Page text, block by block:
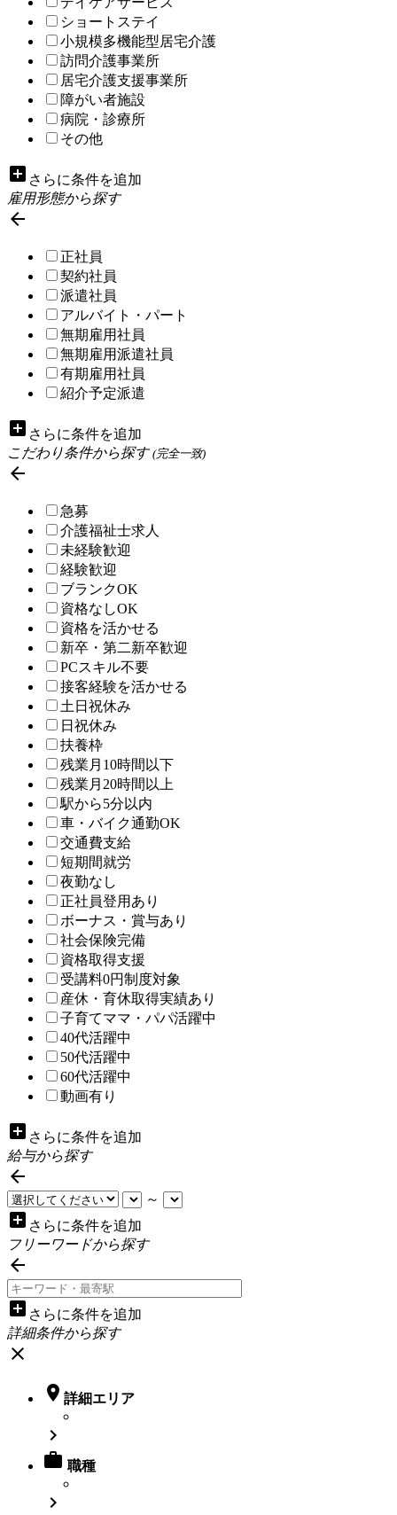
ショートステイ
小規模多機能型居宅介護
訪問介護事業所
居宅介護支援事業所
障がい者施設
病院・診療所
その他
add_box さらに条件を追加
雇用形態から探す

正社員
契約社員
派遣社員
アルバイト・パート
無期雇用社員
無期雇用派遣社員
有期雇用社員
紹介予定派遣
add_box さらに条件を追加
こだわり条件から探す(完全一致)

急募
介護福祉士求人
未経験歓迎
経験歓迎
ブランクOK
資格なしOK
資格を活かせる
新卒・第二新卒歓迎
PCスキル不要
接客経験を活かせる
土日祝休み
日祝休み
扶養枠
残業月10時間以下
残業月20時間以上
駅から5分以内
車・バイク通勤OK
交通費支給
短期間就労
夜勤なし
正社員登用あり
ボーナス・賞与あり
社会保険完備
資格取得支援
受講料0円制度対象
産休・育休取得実績あり
子育てママ・パパ活躍中
40代活躍中
50代活躍中
60代活躍中
動画有り
add_box さらに条件を追加
給与から探す

～
add_box さらに条件を追加
フリーワードから探す

add_box さらに条件を追加
詳細条件から探す
close
 詳細エリア

 職種
